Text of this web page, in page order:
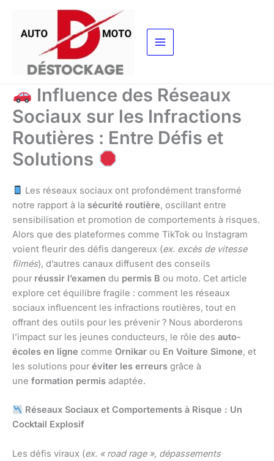
contenu
Influence des Réseaux
Sociaux sur les Infractions
Routières : Entre Défis et
Solutions
Les réseaux sociaux ont profondément transformé
notre rapport à la sécurité routière, oscillant entre
sensibilisation et promotion de comportements à risques.
Alors que des plateformes comme TikTok ou Instagram
voient fleurir des défis dangereux (ex. excès de vitesse
filmés), d’autres canaux diffusent des conseils
pour réussir l’examen du permis B ou moto. Cet article
explore cet équilibre fragile : comment les réseaux
sociaux influencent les infractions routières, tout en
offrant des outils pour les prévenir ? Nous aborderons
l’impact sur les jeunes conducteurs, le rôle des auto-
écoles en ligne comme Ornikar ou En Voiture Simone, et
les solutions pour éviter les erreurs grâce à
une formation permis adaptée.
Réseaux Sociaux et Comportements à Risque : Un
Cocktail Explosif
Les défis viraux (ex. « road rage », dépassements